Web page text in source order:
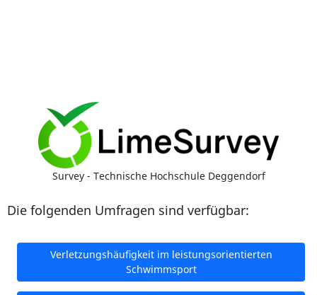
Survey - Technische Hochschule Deggendorf
Die folgenden Umfragen sind verfügbar:
Verletzungshäufigkeit im leistungsorientierten
Schwimmsport